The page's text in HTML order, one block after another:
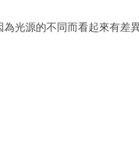
光源的不同而看起來有差